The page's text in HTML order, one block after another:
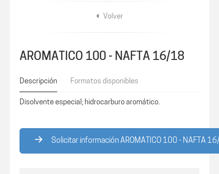
Volver
AROMATICO 100 - NAFTA 16/18
Descripción Formatos disponibles
Disolvente especial; hidrocarburo aromático.
Solicitar información AROMATICO 100 - NAFTA